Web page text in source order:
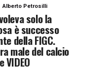
Alberto Petrosilli
solo la
è successo
della FIGC.
male del calcio
VIDEO